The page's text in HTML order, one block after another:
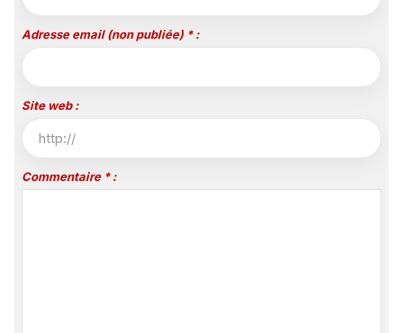
Adresse email (non publiée) * :
Site web :
Commentaire * :